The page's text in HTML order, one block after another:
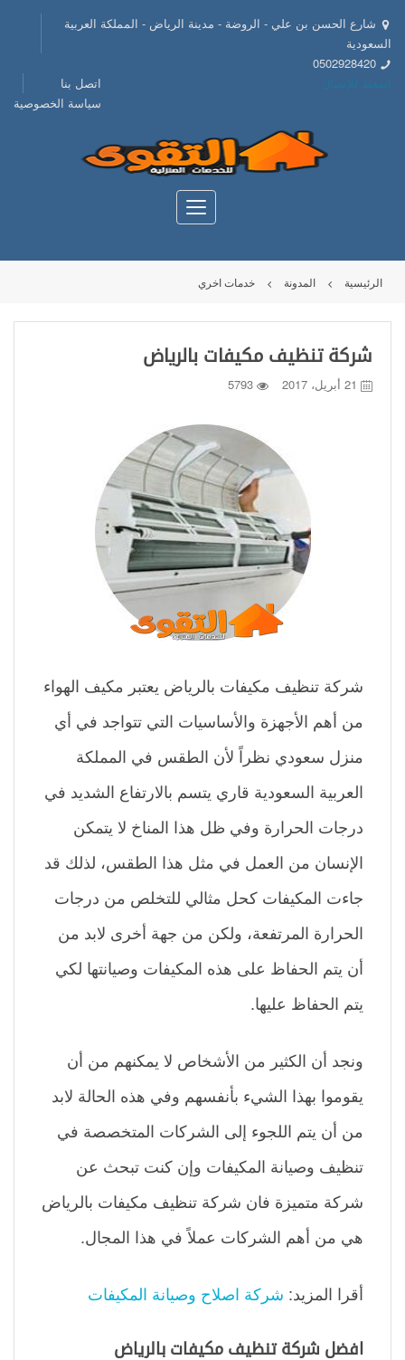
شارع الحسن بن علي - الروضة - مدينة الرياض - المملكة العربية
السعودية
0502928420
اتصل بنا
سياسة الخصوصية
اضغط للإتصال
الرئيسية المدونة خدمات اخري
شركة تنظيف مكيفات بالرياض
21 أبريل، 2017
شركة تنظيف مكيفات بالرياض يعتبر مكيف الهواء
من أهم الأجهزة والأساسيات التي تتواجد في أي
منزل سعودي نظراً لأن الطقس في المملكة
العربية السعودية قاري يتسم بالارتفاع الشديد في
درجات الحرارة وفي ظل هذا المناخ لا يتمكن
الإنسان من العمل في مثل هذا الطقس، لذلك قد
جاءت المكيفات كحل مثالي للتخلص من درجات
الحرارة المرتفعة، ولكن من جهة أخرى لابد من
أن يتم الحفاظ على هذه المكيفات وصيانتها لكي
يتم الحفاظ عليها.
ونجد أن الكثير من الأشخاص لا يمكنهم من أن
يقوموا بهذا الشيء بأنفسهم وفي هذه الحالة لابد
من أن يتم اللجوء إلى الشركات المتخصصة في
تنظيف وصيانة المكيفات وإن كنت تبحث عن
شركة متميزة فان شركة تنظيف مكيفات بالرياض
هي من أهم الشركات عملاً في هذا المجال.
أقرا المزيد: شركة اصلاح وصيانة المكيفات
افضل شركة تنظيف مكيفات بالرياض